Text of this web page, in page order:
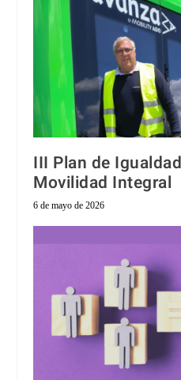
III Plan de
Movilidad Integral
6 de mayo de 2026